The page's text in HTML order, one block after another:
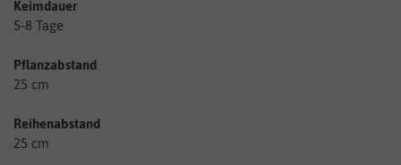
Keimdauer
5-8 Tage
Pflanzabstand
25 cm
Reihenabstand
25 cm